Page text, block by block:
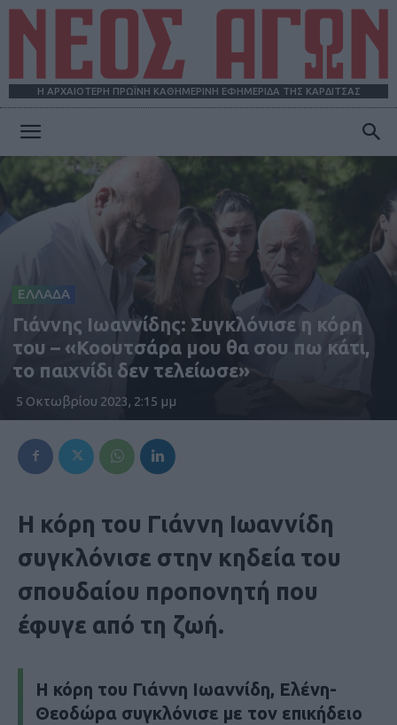
Η ΑΡΧΑΙΟΤΕΡΗ ΠΡΩΪΝΗ ΚΑΘΗΜΕΡΙΝΗ ΕΦΗΜΕΡΙΔΑ ΤΗΣ ΚΑΡΔΙΤΣΑΣ
ΑΓΩΝ
ΕΛΛΑΔΑ
Γιάννης Ιωαννίδης: Συγκλόνισε η κόρη
του – «Κοουτσάρα μου θα σου πω κάτι,
το παιχνίδι δεν τελείωσε»
5 Οκτωβρίου 2023, 2:15 μμ
Η κόρη του Γιάννη Ιωαννίδη
συγκλόνισε στην κηδεία του
σπουδαίου προπονητή που
έφυγε από τη ζωή.
Η κόρη του Γιάννη Ιωαννίδη, Ελένη-
Θεοδώρα συγκλόνισε με τον επικήδειο